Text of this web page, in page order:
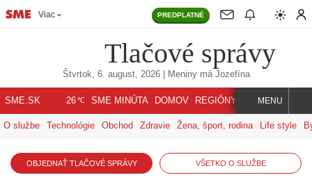
Viac PREDPLATNÉ
Tlačové správy
Štvrtok, 6. august, 2026| Meniny má Jozefína
SME.SK 26℃ SME MINÚTA DOMOV REGIÓNY INDEX SVET
MENU
O službe Technológie Obchod Zdravie Žena, šport, rodina Life style
OBJEDNAŤ TLAČOVÉ SPRÁVY VŠETKO O SLUŽBE